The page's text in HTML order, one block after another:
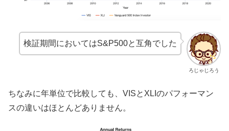
ろじゃじろう
検証期間においてはS&P500と互角でした
ちなみに年単位で比較しても、VISとXLIのパフォーマン
スの違いはほとんどありません。